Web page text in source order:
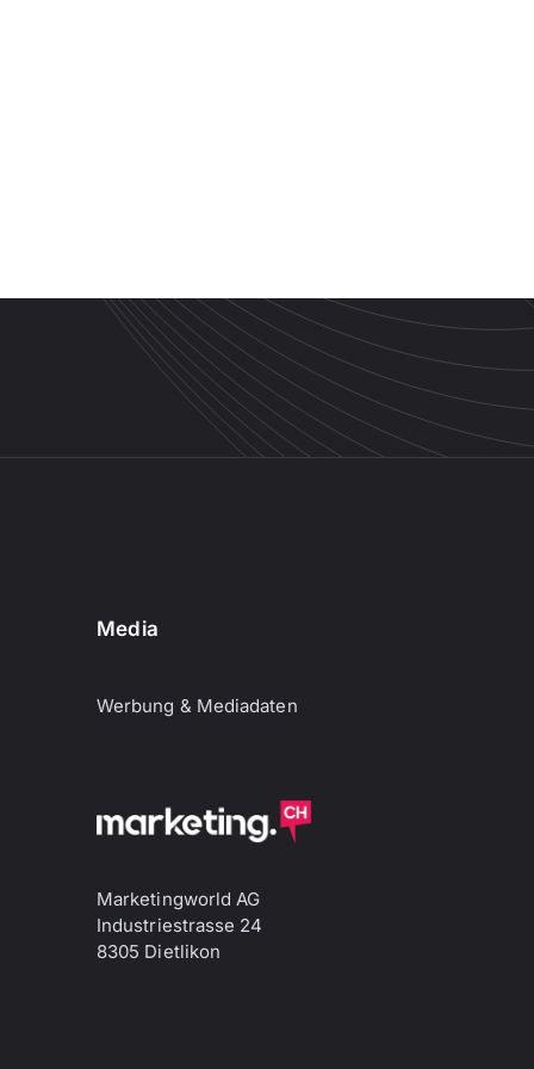
Media
Werbung & Mediadaten
Marketingworld AG
Industriestrasse 24
8305 Dietlikon